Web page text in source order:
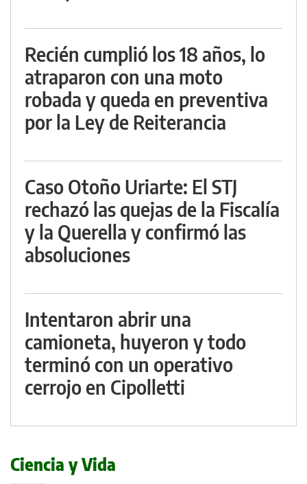
Recién cumplió los 18 años, lo
atraparon con una moto
robada y queda en preventiva
por la Ley de Reiterancia
Caso Otoño Uriarte: El STJ
rechazó las quejas de la Fiscalía
y la Querella y confirmó las
absoluciones
Intentaron abrir una
camioneta, huyeron y todo
terminó con un operativo
cerrojo en Cipolletti
Ciencia y Vida